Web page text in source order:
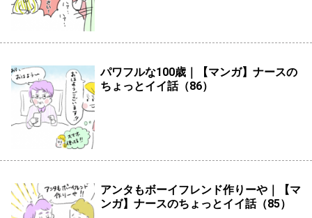
パワフルな100歳｜【マンガ】ナースの
ちょっとイイ話（86）
アンタもボーイフレンド作りーや｜【マ
ンガ】ナースのちょっとイイ話（85）